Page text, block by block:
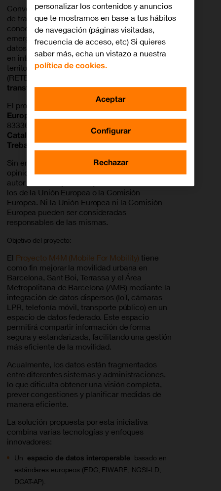
Convocatoria de subvenciones para proyectos
de transferencia e innovación, generación de
conocimiento, comunidades de empresas
emergentes, ética y sociedad y espacio de
datos en el marco de la red territorial de hubs
en inteligencia artificial del programa Redes
territoriales de especialización tecnológica
(RETECH) del
transformación y resiliencia(PRTR).
El proyecto está financiado por la
Europea - Next Generation EU
833360), con el apoyo de la
Catalunya (Departament d'Empresa i
Treball) .
Sin embargo, los puntos de vista y las
opiniones expresadas son únicamente los del
autor o autores y no reflejan necesariamente
los de la Unión Europea o la Comisión
Europea. Ni la Unión Europea ni la Comisión
Europea pueden ser consideradas
responsables de las mismas.
Objetivo del proyecto:
El Proyecto M4M (Mobile For Mobility) tiene
como fin mejorar la movilidad urbana en
Barcelona, Sant Boi, Terrassa y el Área
Metropolitana de Barcelona (AMB) mediante la
integración de datos dispersos (IoT, cámaras
LPR, telefonía móvil, transporte público) en un
espacio de datos federado. Este espacio
permitirá compartir información de forma
segura y estandarizada, facilitando una gestión
más eficiente de la movilidad.
Acualmente, los datos están fragmentados
entre diferentes sistemas y administraciones,
lo que dificulta obtener una visión completa,
prever congestiones y planificar medidas de
manera eficiente.
La solución propuesta por esta iniciativa
combina varias tecnologías y enfoques
innovadores:
Un espacio de datos interoperable basado en
estándares europeos (EDC, FIWARE, NGSI-LD,
DCAT-AP).
personalizar los contenidos y anuncios
que te mostramos en base a tus hábitos
de navegación (páginas visitadas,
frecuencia de acceso, etc) Si quieres
saber más, echa un vistazo a nuestra
política de cookies.
Configurar
Rechazar
Aceptar